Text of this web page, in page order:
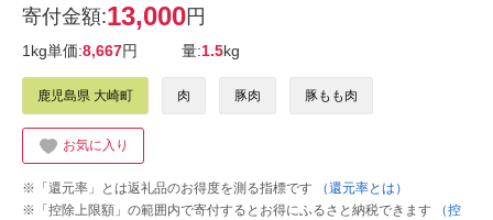
寄付金額:13,000円
1kg単価:8,667円 量:1.5kg
鹿児島県 大崎町 肉 豚肉 豚もも肉
お気に入り
※「還元率」とは返礼品のお得度を測る指標です
（還元率とは）
※「控除上限額」の範囲内で寄付するとお得にふるさと納税できます
（控